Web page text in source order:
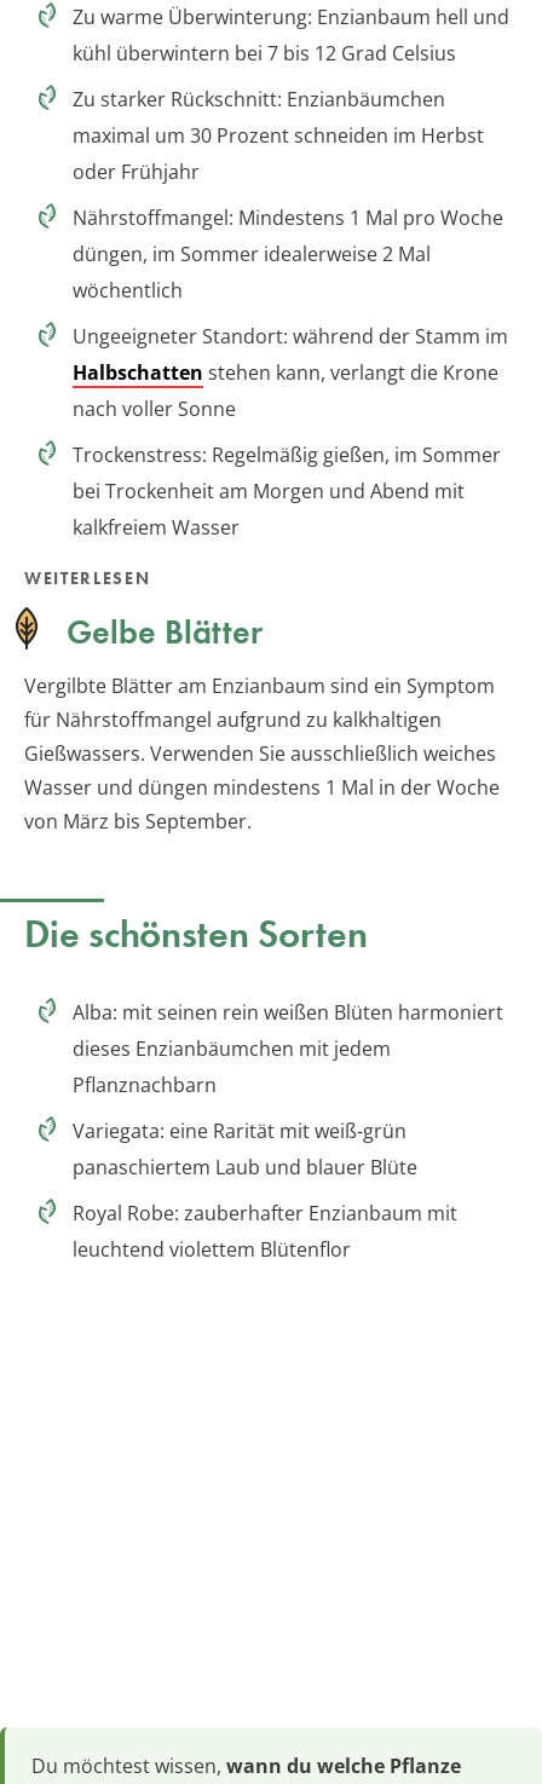
Zu warme Überwinterung: Enzianbaum hell und
kühl überwintern bei 7 bis 12 Grad Celsius
Zu starker Rückschnitt: Enzianbäumchen
maximal um 30 Prozent schneiden im Herbst
oder Frühjahr
Nährstoffmangel: Mindestens 1 Mal pro Woche
düngen, im Sommer idealerweise 2 Mal
wöchentlich
Ungeeigneter Standort: während der Stamm im
Halbschatten stehen kann, verlangt die Krone
nach voller Sonne
Trockenstress: Regelmäßig gießen, im Sommer
bei Trockenheit am Morgen und Abend mit
kalkfreiem Wasser
WEITERLESEN
Gelbe Blätter
Vergilbte Blätter am Enzianbaum sind ein Symptom
für Nährstoffmangel aufgrund zu kalkhaltigen
Gießwassers. Verwenden Sie ausschließlich weiches
Wasser und düngen mindestens 1 Mal in der Woche
von März bis September.
Die schönsten Sorten
Alba: mit seinen rein weißen Blüten harmoniert
dieses Enzianbäumchen mit jedem
Pflanznachbarn
Variegata: eine Rarität mit weiß-grün
panaschiertem Laub und blauer Blüte
Royal Robe: zauberhafter Enzianbaum mit
leuchtend violettem Blütenflor
Du möchtest wissen, wann du welche Pflanze